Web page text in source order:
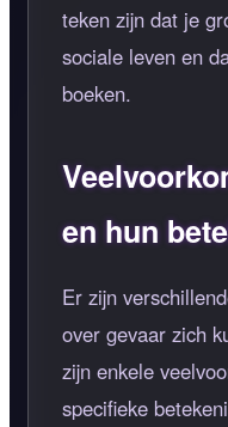
teken zijn dat je
sociale leven en
boeken.
en hun
Er zijn
over gevaar zich
zijn enkele
specifieke